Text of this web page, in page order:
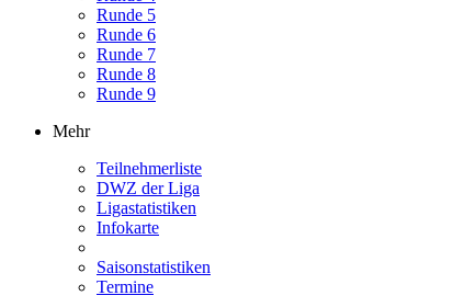
Runde 5
Runde 6
Runde 7
Runde 8
Runde 9
Mehr
Teilnehmerliste
DWZ der Liga
Ligastatistiken
Infokarte
Saisonstatistiken
Termine